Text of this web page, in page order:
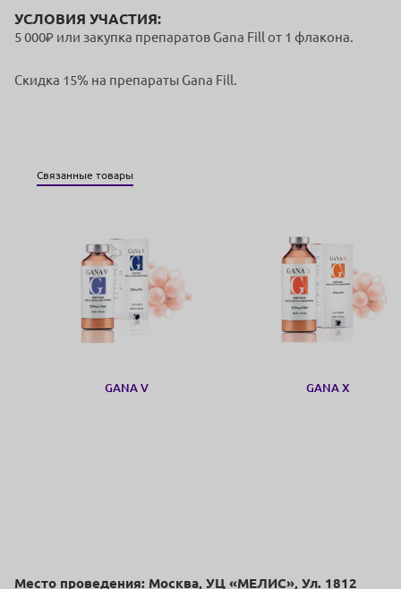
УСЛОВИЯ УЧАСТИЯ:
5 000₽ или закупка препаратов Gana Fill от 1 флакона.
Скидка 15% на препараты Gana Fill.
Связанные товары
GANA V GANA X
Место проведения: Москва, УЦ «МЕЛИС», Ул. 1812